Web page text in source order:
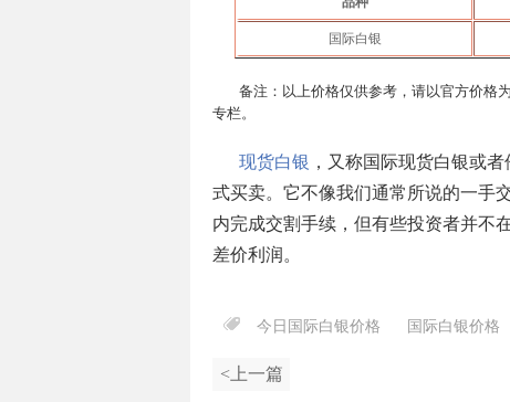
国际白银
备注：以上价格仅供参考，请以官方价格
专栏。
现货白银 ，又称国际现货白银或
式买卖。它不像我们通常所说的一手
内完成交割手续，但有些投资者并不
差价利润。
今日国际白银价格 国际白银价格
<上一篇